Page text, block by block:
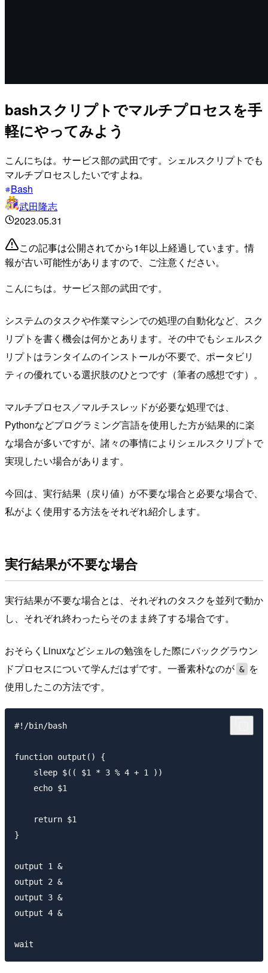
bashスクリプトでマルチプロセスを手
軽にやってみよう
こんにちは。サービス部の武田です。シェルスクリプトでも
マルチプロセスしたいですよね。
Bash
武田隆志
2023.05.31
この記事は公開されてから1年以上経過しています。情
報が古い可能性がありますので、ご注意ください。
こんにちは。サービス部の武田です。
システムのタスクや作業マシンでの処理の自動化など、スク
リプトを書く機会は何かとあります。その中でもシェルスク
リプトはランタイムのインストールが不要で、ポータビリ
ティの優れている選択肢のひとつです（筆者の感想です）。
マルチプロセス／マルチスレッドが必要な処理では、
Pythonなどプログラミング言語を使用した方が結果的に楽
な場合が多いですが、諸々の事情によりシェルスクリプトで
実現したい場合があります。
今回は、実行結果（戻り値）が不要な場合と必要な場合で、
私がよく使用する方法をそれぞれ紹介します。
実行結果が不要な場合
実行結果が不要な場合とは、それぞれのタスクを並列で動か
し、それぞれ終わったらそのまま終了する場合です。
おそらくLinuxなどシェルの勉強をした際にバックグラウン
ドプロセスについて学んだはずです。一番素朴なのが &
を
使用したこの方法です。
#!/bin/bash
function output() {
    sleep $(( $1 * 3 % 4 + 1 ))
    echo $1
    return $1
}
output 1 &
output 2 &
output 3 &
output 4 &